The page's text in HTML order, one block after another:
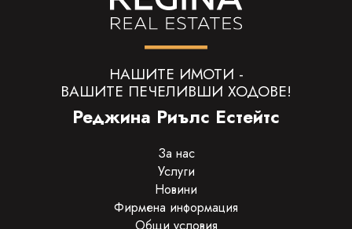
НАШИТЕ ИМОТИ -
ВАШИТЕ ПЕЧЕЛИВШИ ХОДОВЕ!
Реджина Риълс Естейтс
За нас
Услуги
Новини
Фирмена информация
Общи условия